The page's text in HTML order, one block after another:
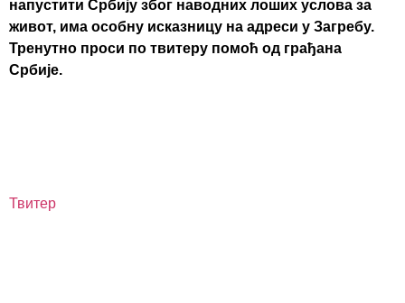
напустити Србију због наводних лоших услова за
живот, има особну исказницу на адреси у Загребу.
Тренутно проси по твитеру помоћ од грађана
Србије.
Твитер